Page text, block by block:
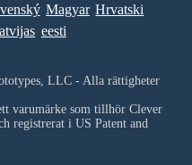
Magyar Hrvatski
eesti
LLC - Alla rättigheter
varumärke som tillhör Clever
registrerat i US Patent and